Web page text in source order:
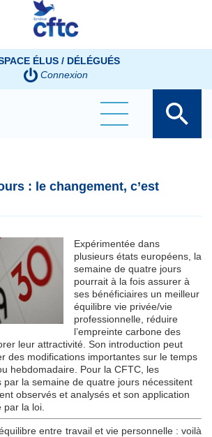
ÉLUS / DÉLÉGUÉS
Connexion
: le changement, c’est
Expérimentée dans
plusieurs états européens, la
semaine de quatre jours
pourrait à la fois assurer à
ses bénéficiaires un meilleur
équilibre vie privée/vie
professionnelle, réduire
l’empreinte carbone des
leur attractivité. Son introduction peut
des modifications importantes sur le temps
hebdomadaire. Pour la CFTC, les
par la semaine de quatre jours nécessitent
observés et analysés et son application
la loi.
entre travail et vie personnelle : voilà
cookies